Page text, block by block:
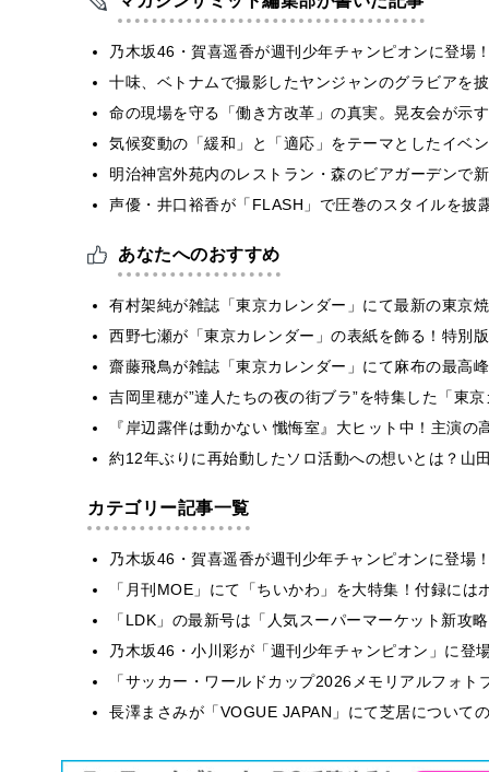
乃木坂46・賀喜遥香が週刊少年チャンピオンに登
十味、ベトナムで撮影したヤンジャンのグラビアを
命の現場を守る「働き方改革」の真実。晃友会が示
気候変動の「緩和」と「適応」をテーマとしたイベ
明治神宮外苑内のレストラン・森のビアガーデンで
声優・井口裕香が「FLASH」で圧巻のスタイルを
あなたへのおすすめ
有村架純が雑誌「東京カレンダー」にて最新の東京
西野七瀬が「東京カレンダー」の表紙を飾る！特別
齋藤飛鳥が雑誌「東京カレンダー」にて麻布の最高
吉岡里穂が”達人たちの夜の街ブラ”を特集した「東
『岸辺露伴は動かない 懺悔室』大ヒット中！主演
約12年ぶりに再始動したソロ活動への想いとは？山
カテゴリー記事一覧
乃木坂46・賀喜遥香が週刊少年チャンピオンに登
「月刊MOE」にて「ちいかわ」を大特集！付録に
「LDK」の最新号は「人気スーパーマーケット新
乃木坂46・小川彩が「週刊少年チャンピオン」に
「サッカー・ワールドカップ2026メモリアルフォ
長澤まさみが「VOGUE JAPAN」にて芝居について